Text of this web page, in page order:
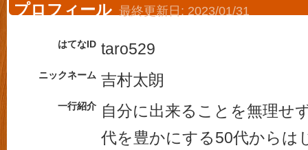
プロフィール 最終更新日: 2023/01/31
はてなID taro529
ニックネーム 吉村太朗
一行紹介
自分に出来ることを無理せ
代を豊かにする50代からは